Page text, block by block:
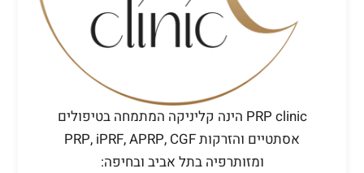
PRP clinic הינה קליניקה המתמחה בטיפולים
אסתטיים והזרקות PRP, iPRF, APRP, CGF
ומזותרפיה בתל אביב ובחיפה: